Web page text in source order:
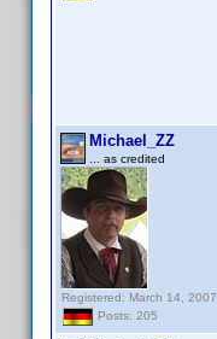
Michael_ZZ
... as credited
Registered: March 14, 2007
Posts: 205